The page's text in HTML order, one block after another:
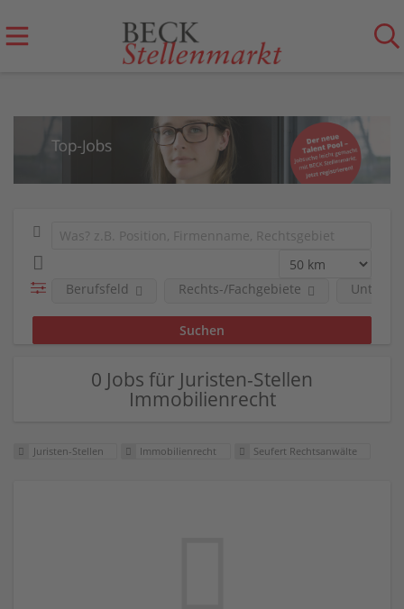
Berufsfeld Rechts-/Fachgebiete
0 Jobs für Juristen-Stellen
Immobilienrecht
Juristen-Stellen Immobilienrecht Seufert Rechtsanwälte